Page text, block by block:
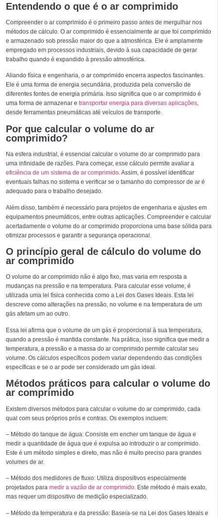
Entendendo o que é o ar comprimido
Compreender o ar comprimido é o primeiro passo antes de mergulhar nos
métodos de cálculo. O ar comprimido é essencialmente ar que foi comprimido
e armazenado sob pressão maior do que a atmosférica. Ele é amplamente
empregado em processos industriais, devido à sua capacidade de gerar
trabalho quando é expandido à pressão atmosférica.
Aliando física e engenharia, o ar comprimido encerra aspectos fascinantes.
Ele é uma forma de energia secundária, produzida pela conversão de
diferentes fontes de energia primária. Isso significa que o ar comprimido é
uma forma de armazenar e transportar energia para diversas aplicações,
desde ferramentas pneumáticas até veículos de transporte.
Por que calcular o volume do ar
comprimido?
Na esfera industrial, é essencial calcular o volume do ar comprimido para
uma infinidade de razões. Para começar, esse cálculo permite avaliar a
eficiência de um sistema de ar comprimido. Assim, é possível identificar
eventuais falhas no sistema e verificar se o tamanho do compressor de ar é
adequado para o trabalho desejado.
Além disso, também é necessário para projetos de engenharia e ajustes em
equipamentos pneumáticos, entre outras aplicações. Compreender e calcular
acertadamente o volume do ar comprimido proporciona uma base sólida para
otimizar processos e garantir a segurança operacional.
O princípio geral de cálculo do volume do
ar comprimido
O volume do ar comprimido não é algo fixo, mas varia em resposta a
mudanças na pressão e na temperatura. Para calcular esse volume, é
utilizada uma lei física conhecida como a Lei dos Gases Ideais. Esta lei
descreve como alterações na pressão, no volume e na temperatura de um
gás afetam um ao outro.
Essa lei afirma que o volume de um gás é proporcional à sua temperatura,
quando a pressão é mantida constante. Na prática, isso significa que medir a
temperatura, a pressão e a massa do ar comprimido permite calcular seu
volume. Os cálculos específicos podem variar dependendo das condições
específicas e se o ar pode ser considerado um gás ideal.
Métodos práticos para calcular o volume do
ar comprimido
Existem diversos métodos para calcular o volume do ar comprimido, cada
qual com seus próprios prós e contras. Os exemplos incluem:
– Método do tanque de água: Consiste em encher um tanque de água e
medir a quantidade de água que é expulsa ao introduzir o ar comprimido.
Este é um método simples e direto, mas não é muito preciso para grandes
volumes de ar.
– Método dos medidores de fluxo: Utiliza dispositivos especialmente
projetados para medir a vazão de ar comprimido. Este método é mais exato,
mas requer um dispositivo de medição especializado.
– Método da temperatura e da pressão: Baseia-se na Lei dos Gases Ideais e